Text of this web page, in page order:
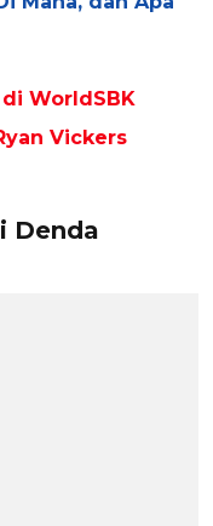
WorldSBK
Vickers
Denda